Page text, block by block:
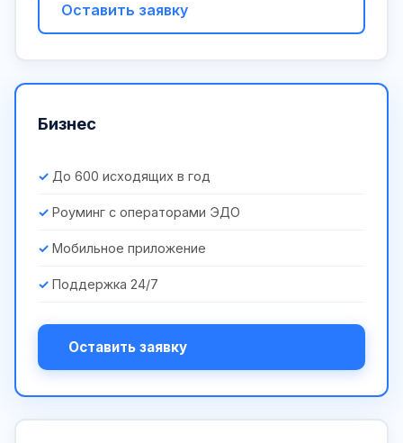
Оставить заявку
Бизнес
До 600 исходящих в год
Роуминг с операторами ЭДО
Мобильное приложение
Поддержка 24/7
Оставить заявку